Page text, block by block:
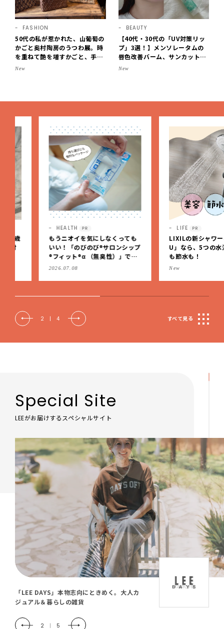
FASHION
50代の私が惹かれた、山葡萄の
かごと奥村陶房のうつわ展。時
を重ねて艶を増すかごと、手仕
事の美しさに出会いました。
New
BEAUTY
【40代・30代の「UV対策リッ
プ」3選！】メンソレータムの
唇色改善バーム、サンカットな
どを「夏の紫外線対策」に愛用
New
HEALTH PR
もうニオイを気にしなくっても
いい！「のびのび®サロンシップ
®フィット®α （無臭性）」で、
肩こりや足腰のダルさを出先で
2026.07.08
PR
LIXILの新シャワーヘッド
U」なら、5つの水流で美
も節水も！
2 | 4 すべて見る
Special Site
LEEがお届けするスペシャルサイト
「LEE DAYS」本物志向にときめく。大人カ
ジュアル＆暮らしの雑貨
2 | 5